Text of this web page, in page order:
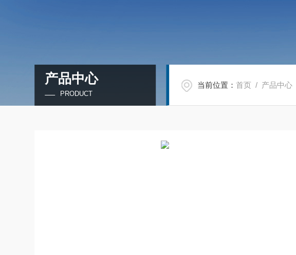
产品中心
PRODUCT
当前位置：首页 / 产品中心